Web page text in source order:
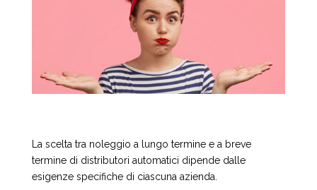
La scelta tra noleggio a lungo termine e a breve
termine di distributori automatici dipende dalle
esigenze specifiche di ciascuna azienda.